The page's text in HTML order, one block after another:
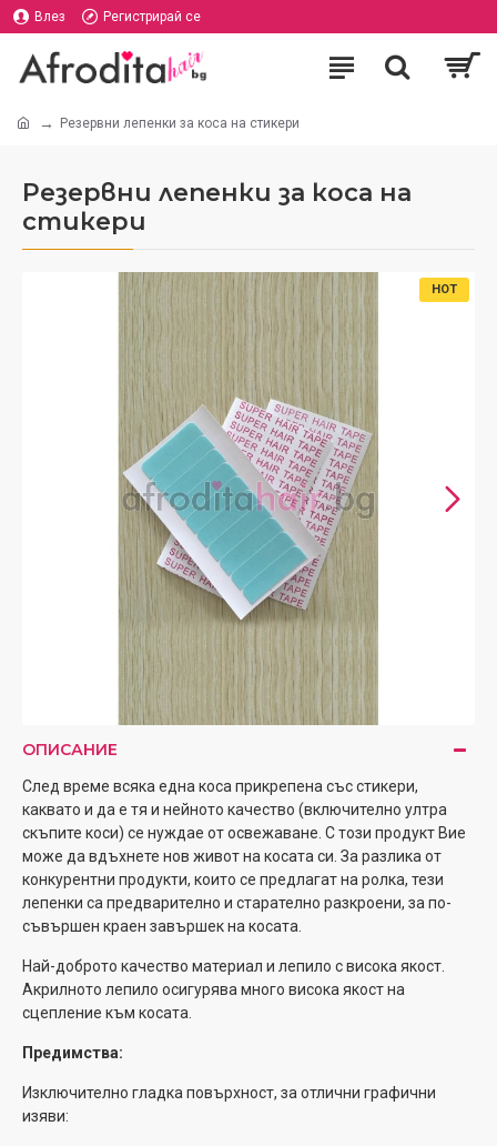
Влез Регистрирай се
Резервни лепенки за коса на стикери
Резервни лепенки за коса на
стикери
HOT
ОПИСАНИЕ
След време всяка една коса прикрепена със стикери,
каквато и да е тя и нейното качество (включително ултра
скъпите коси) се нуждае от освежаване. С този продукт Вие
може да вдъхнете нов живот на косата си. За разлика от
конкурентни продукти, които се предлагат на ролка, тези
лепенки са предварително и старателно разкроени, за по-
съвършен краен завършек на косата.
Най-доброто качество материал и лепило с висока якост.
Акрилното лепило осигурява много висока якост на
сцепление към косата.
Предимства:
Изключително гладка повърхност, за отлични графични
изяви: